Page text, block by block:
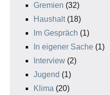
Gremien (32)
Haushalt(18)
Im Gespräch (1)
In eigener Sache (1)
Interview (2)
Jugend (1)
Klima (20)